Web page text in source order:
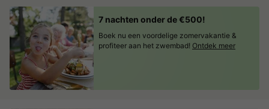
7 nachten onder de €500!
Boek nu een voordelige zomervakantie &
profiteer aan het zwembad! Ontdek meer